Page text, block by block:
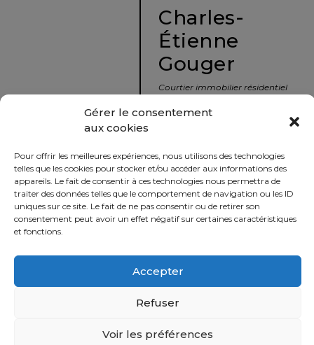
Gérer le consentement
aux cookies
Pour offrir les meilleures expériences, nous utilisons des technologies
telles que les cookies pour stocker et/ou accéder aux informations des
appareils. Le fait de consentir à ces technologies nous permettra de
traiter des données telles que le comportement de navigation ou les ID
uniques sur ce site. Le fait de ne pas consentir ou de retirer son
consentement peut avoir un effet négatif sur certaines caractéristiques
et fonctions.
Accepter
Refuser
Voir les préférences
immobilier
vers
la
tranquillité
d’esprit
défi
Charles-
Étienne
Gouger
Courtier immobilier résidentiel
450 229-2992
50 rue morin,
Sainte-Adèle, Québec
J8B 2P7
Partager
Politique